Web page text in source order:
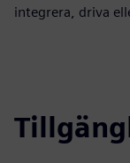
integrera, driva